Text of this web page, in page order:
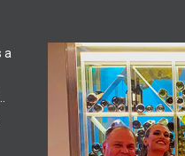
a